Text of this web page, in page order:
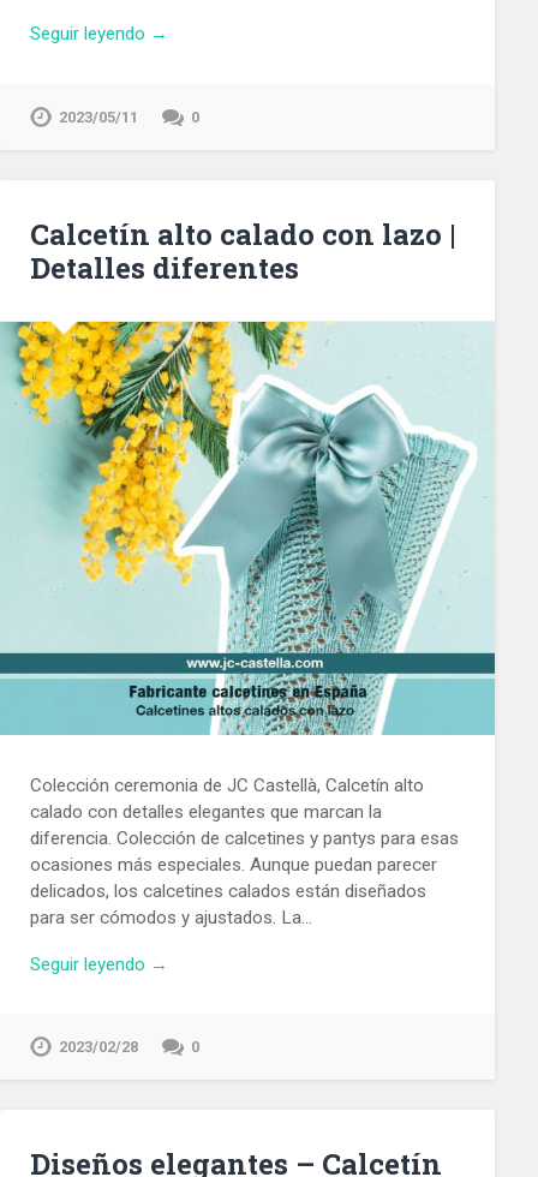
Seguir leyendo →
2023/05/11 0
Calcetín alto calado con lazo |
Detalles diferentes
Colección ceremonia de JC Castellà, Calcetín alto
calado con detalles elegantes que marcan la
diferencia. Colección de calcetines y pantys para esas
ocasiones más especiales. Aunque puedan parecer
delicados, los calcetines calados están diseñados
para ser cómodos y ajustados. La…
Seguir leyendo →
2023/02/28 0
Diseños elegantes – Calcetín